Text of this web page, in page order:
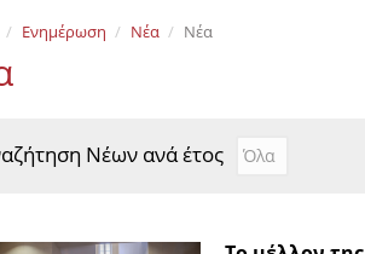
Ενημέρωση Νέα Νέα
Νέων ανά έτος Αναζήτηση
Year